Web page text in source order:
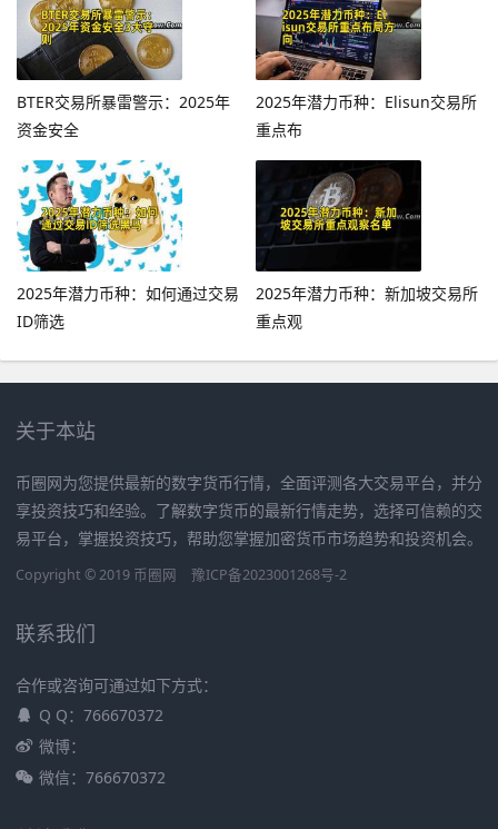
BTER交易所暴雷警示：2025年
资金安全
2025年潜力币种：Elisun交易所
重点布
2025年潜力币种：如何通过交易
ID筛选
2025年潜力币种：新加坡交易所
重点观
关于本站
币圈网为您提供最新的数字货币行情，全面评测各大交易平台，并分
享投资技巧和经验。了解数字货币的最新行情走势，选择可信赖的交
易平台，掌握投资技巧，帮助您掌握加密货币市场趋势和投资机会。
Copyright © 2019 币圈网 豫ICP备2023001268号-2
联系我们
合作或咨询可通过如下方式：
Q Q：766670372
微博：
微信：766670372